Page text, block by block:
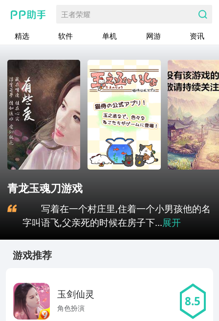
王者荣耀
精选 软件 单机 网游 资讯
青龙玉魂刀游戏
写着在一个村庄里,住着一个小男孩他的名
字叫语飞,父亲死的时候在房子下...展开
游戏推荐
玉剑仙灵
角色扮演 8.5